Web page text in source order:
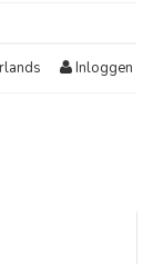
Inloggen